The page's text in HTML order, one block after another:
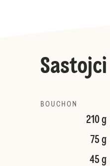
Sastojci
BOUCHON
210 g
75 g
45 g